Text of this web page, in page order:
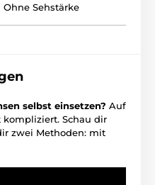
Ohne Sehstärke
selbst einsetzen? Auf
kompliziert. Schau dir
zwei Methoden: mit